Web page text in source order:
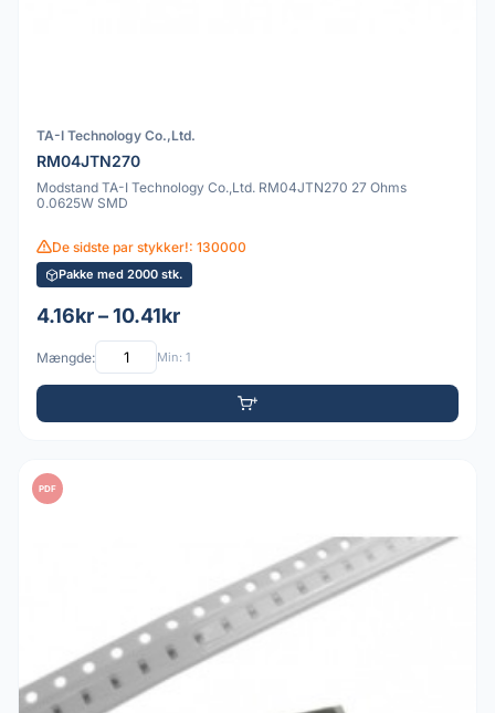
TA-I Technology Co.,Ltd.
RM04JTN270
Modstand TA-I Technology Co.,Ltd. RM04JTN270 27 Ohms
0.0625W SMD
De sidste par stykker!: 130000
Pakke med 2000 stk.
4.16kr – 10.41kr
Mængde: Min: 1
PDF